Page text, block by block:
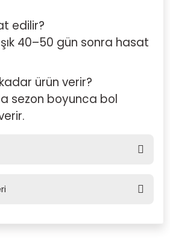
edilir?
40–50 gün sonra hasat
ürün verir?
sezon boyunca bol